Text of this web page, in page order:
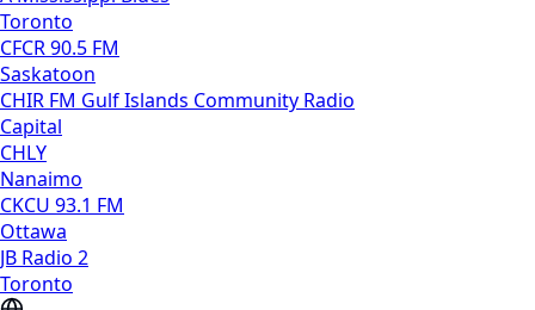
Toronto
CFCR 90.5 FM
Saskatoon
CHIR FM Gulf Islands Community Radio
Capital
CHLY
Nanaimo
CKCU 93.1 FM
Ottawa
JB Radio 2
Toronto